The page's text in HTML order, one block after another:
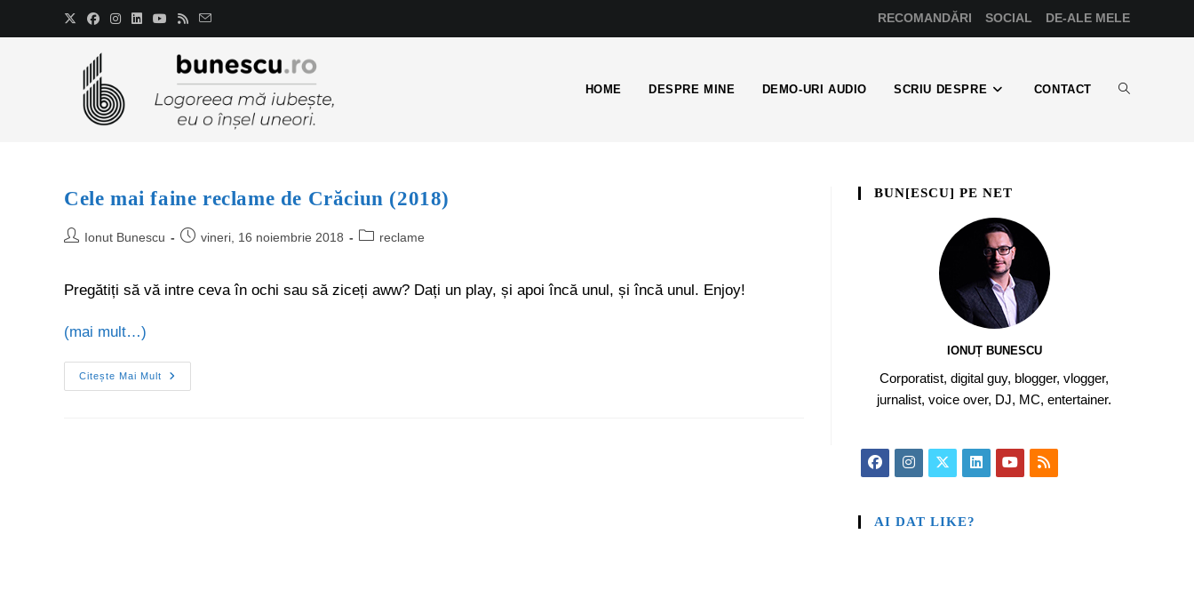
RECOMANDĂRI SOCIAL DE-ALE MELE
HOME DESPRE MINE DEMO-URI AUDIO SCRIU DESPRE CONTACT
Cele mai faine reclame de Crăciun (2018)
Ionut Bunescu vineri, 16 noiembrie 2018 reclame
Pregătiți să vă intre ceva în ochi sau să ziceți aww? Dați un play, și apoi încă unul, și încă unul. Enjoy!
(mai mult…)
Citește Mai Mult
BUN[ESCU] PE NET
IONUȚ BUNESCU
Corporatist, digital guy, blogger, vlogger,
jurnalist, voice over, DJ, MC, entertainer.
AI DAT LIKE?